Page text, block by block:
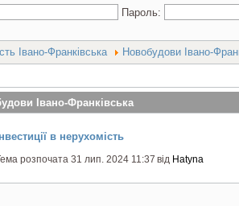
Пароль:
Івано-Франківська Новобудови Івано-
Івано-Франківська
Інвестиції в нерухомість
розпочата 31 лип. 2024 11:37 від Hatyna